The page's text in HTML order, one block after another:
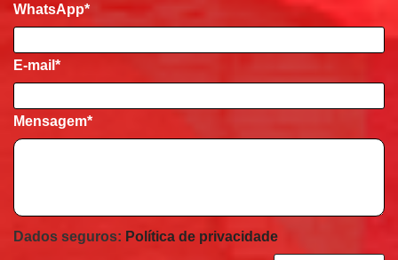
WhatsApp*
E-mail *
Mensagem*
Dados seguros: Política de privacidade